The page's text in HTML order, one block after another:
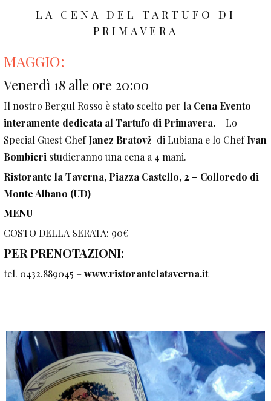
LA CENA DEL TARTUFO DI
PRIMAVERA
MAGGIO:
Venerdì 18 alle ore 20:00
Il nostro Bergul Rosso è stato scelto per laCena Evento
interamente dedicata al Tartufo di Primavera.– Lo
Special Guest ChefJanez Bratovž di Lubiana e lo ChefIvan
Bombieri studieranno una cena a 4 mani.
Ristorante la Taverna, Piazza Castello, 2 – Colloredo di
Monte Albano (UD)
MENU
COSTO DELLA SERATA: 90€
PER PRENOTAZIONI:
tel. 0432.889045 –www.ristorantelataverna.it